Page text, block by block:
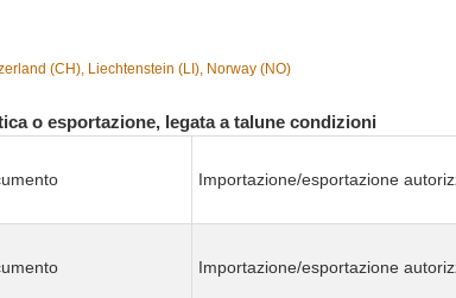
(CH), Liechtenstein (LI), Norway (NO)
o esportazione, legata a talune condizioni
Importazione/esportazione
Importazione/esportazione